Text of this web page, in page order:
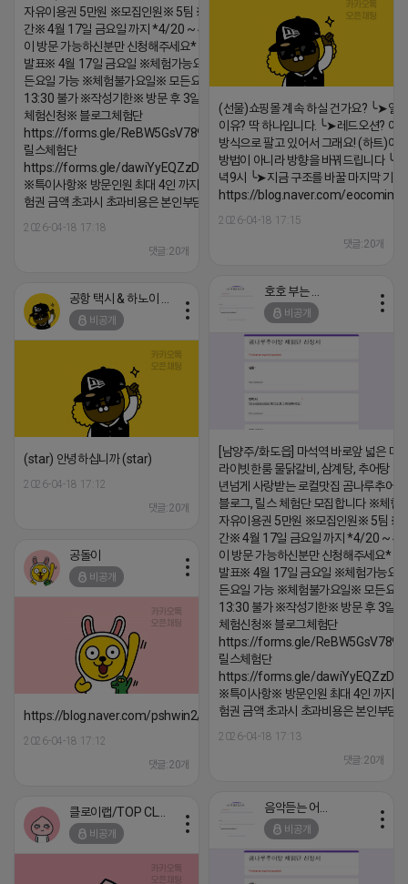
자유이용권 5만원 ※모집인원※ 5팀 ※모집기
간※ 4월 17일 금요일 까지 *4/20 ~ 4/26 사
이 방문 가능하신분만 신청해주세요* ※체험단
발표※ 4월 17일 금요일 ※체험가능요일※ 모
든요일 가능 ※체험불가요일※ 모든요일 12 ~
13:30 불가 ※작성기한※ 방문 후 3일 이내 ※
체험신청※ 블로그체험단
https://forms.gle/ReBW5GsV789ur2Pz6
릴스체험단
https://forms.gle/dawiYyEQZzDdqf8W8
※특이사항※ 방문인원 최대 4인 까지 가능 체
험권 금액 초과시 초과비용은 본인부담입니다.
2026-04-18 17:18
댓글:20개
(선물)쇼핑몰 계속 하실 건가요? ╰➤열
이유? 딱 하나입니다. ╰➤레드오션? 아
방식으로 팔고 있어서 그래요! (하트)이
방법이 아니라 방향을 바꿔드립니다
녁9시 ╰➤지금 구조를 바꿀 마지막 기회
https://blog.naver.com/eocomim/
2026-04-18 17:15
댓글:20개
비공개
[남양주/화도읍] 마석역 바로앞 넓은 매
라이빗한룸 물닭갈비, 삼계탕, 추어탕 맛
년넘게 사랑받는 로컬맛집 곰나루추어
블로그, 릴스 체험단 모집합니다 ※체험
자유이용권 5만원 ※모집인원※ 5팀 ※
간※ 4월 17일 금요일 까지 *4/20 ~ 4/
이 방문 가능하신분만 신청해주세요* ※
발표※ 4월 17일 금요일 ※체험가능요
든요일 가능 ※체험불가요일※ 모든요
13:30 불가 ※작성기한※ 방문 후 3일
체험신청※ 블로그체험단
https://forms.gle/
릴스체험단
https://forms.gle/
※특이사항※ 방문인원 최대 4인 까지
험권 금액 초과시 초과비용은 본인부담
2026-04-18 17:13
댓글:20개
비공개
(star) 안녕하십니까 (star)
2026-04-18 17:12
댓글:20개
공돌이
비공개
https://blog.naver.com/pshwin2/224023970047
2026-04-18 17:12
댓글:20개
비공개
비공개